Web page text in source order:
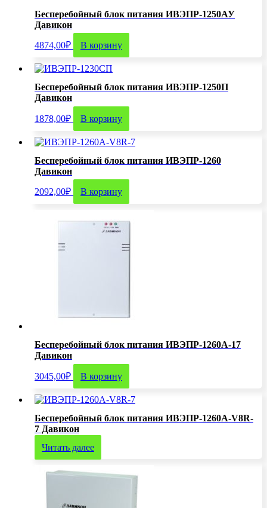
Бесперебойный блок питания ИВЭПР-1250АУ
Давикон
4874,00₽ В корзину
Бесперебойный блок питания ИВЭПР-1250П
Давикон
1878,00₽ В корзину
Бесперебойный блок питания ИВЭПР-1260
Давикон
2092,00₽ В корзину
Бесперебойный блок питания ИВЭПР-1260А-17
Давикон
3045,00₽ В корзину
Бесперебойный блок питания ИВЭПР-1260А-V8R-
7 Давикон
Читать далее